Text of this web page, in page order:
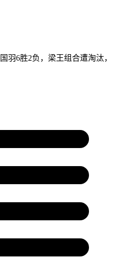
羽6胜2负，梁王组合遭淘汰，